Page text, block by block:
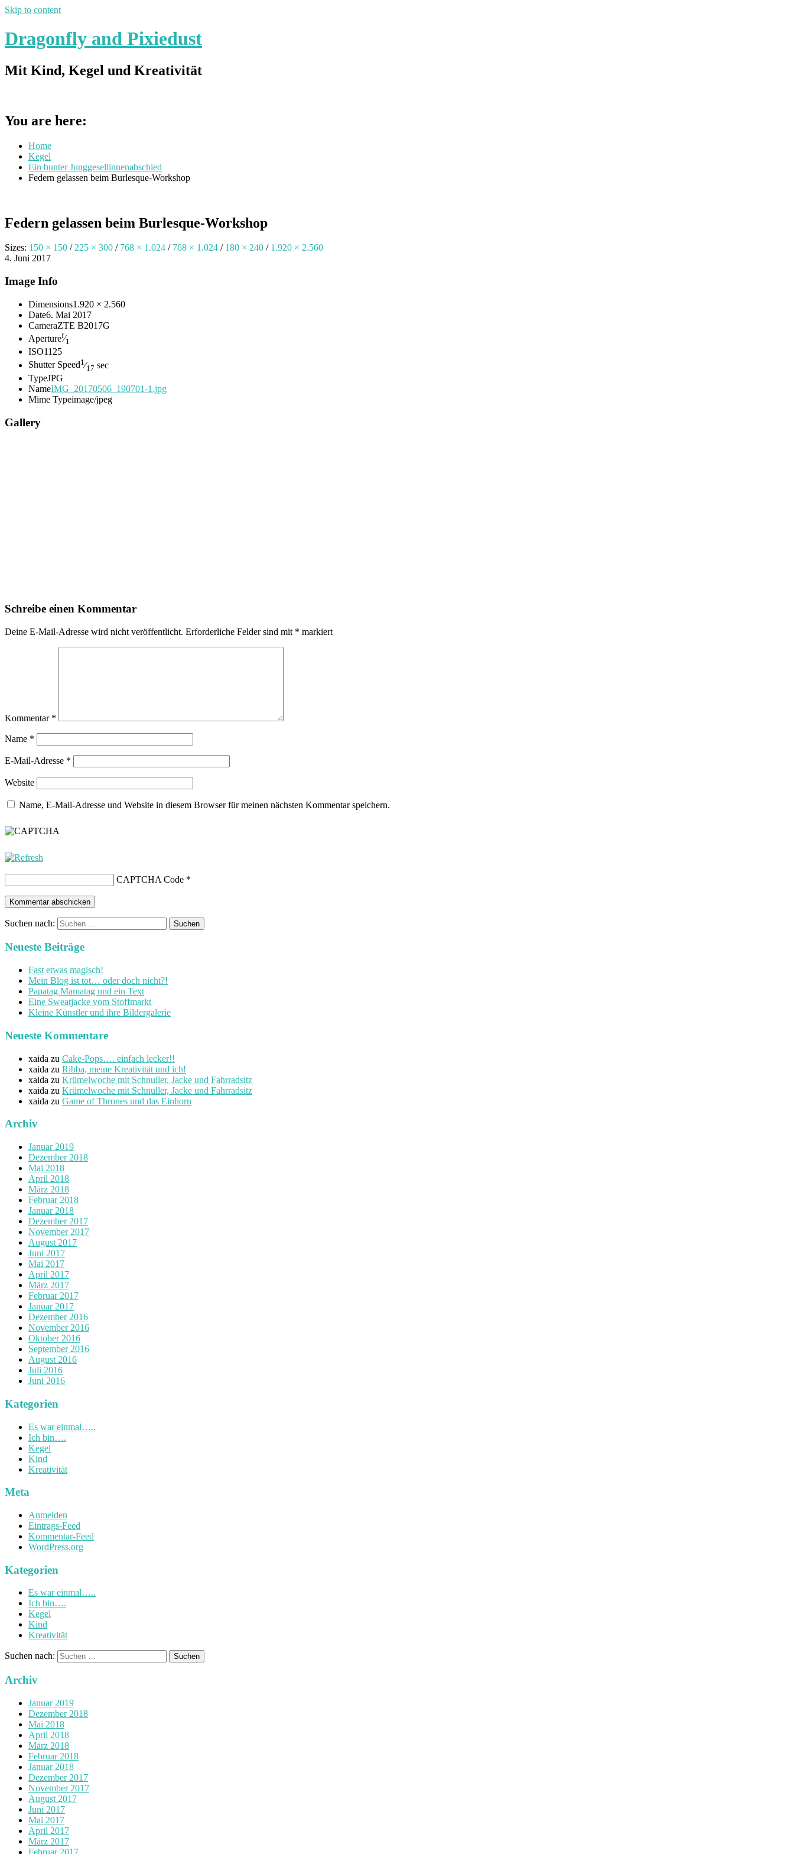
Skip to content
Dragonfly and Pixiedust
Mit Kind, Kegel und Kreativität
You are here:
Home
Kegel
Ein bunter Junggesellinnenabschied
Federn gelassen beim Burlesque-Workshop
Federn gelassen beim Burlesque-Workshop
Sizes: 150 × 150 / 225 × 300 / 768 × 1.024 / 768 × 1.024 / 180 × 240 / 1.920 × 2.560
4. Juni 2017
Image Info
Dimensions1.920 × 2.560
Date6. Mai 2017
CameraZTE B2017G
Aperturef⁄1
ISO1125
Shutter Speed1 ⁄17 sec
TypeJPG
NameIMG_20170506_190701-1.jpg
Mime Typeimage/jpeg
Gallery
Schreibe einen Kommentar
Deine E-Mail-Adresse wird nicht veröffentlicht. Erforderliche Felder sind mit * markiert
Kommentar *
Name *
E-Mail-Adresse *
Website
Name, E-Mail-Adresse und Website in diesem Browser für meinen nächsten Kommentar speichern.
CAPTCHA Code *
Suchen nach:
Neueste Beiträge
Fast etwas magisch!
Mein Blog ist tot… oder doch nicht?!
Papatag Mamatag und ein Text
Eine Sweatjacke vom Stoffmarkt
Kleine Künstler und ihre Bildergalerie
Neueste Kommentare
xaida zu Cake-Pops…. einfach lecker!!
xaida zu Ribba, meine Kreativität und ich!
xaida zu Krümelwoche mit Schnuller, Jacke und Fahrradsitz
xaida zu Krümelwoche mit Schnuller, Jacke und Fahrradsitz
xaida zu Game of Thrones und das Einhorn
Archiv
Januar 2019
Dezember 2018
Mai 2018
April 2018
März 2018
Februar 2018
Januar 2018
Dezember 2017
November 2017
August 2017
Juni 2017
Mai 2017
April 2017
März 2017
Februar 2017
Januar 2017
Dezember 2016
November 2016
Oktober 2016
September 2016
August 2016
Juli 2016
Juni 2016
Kategorien
Es war einmal…..
Ich bin….
Kegel
Kind
Kreativität
Meta
Anmelden
Eintrags-Feed
Kommentar-Feed
WordPress.org
Kategorien
Es war einmal…..
Ich bin….
Kegel
Kind
Kreativität
Suchen nach:
Archiv
Januar 2019
Dezember 2018
Mai 2018
April 2018
März 2018
Februar 2018
Januar 2018
Dezember 2017
November 2017
August 2017
Juni 2017
Mai 2017
April 2017
März 2017
Februar 2017